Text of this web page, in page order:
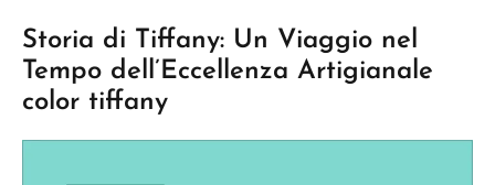
Storia di Tiffany: Un Viaggio nel
Tempo dell’Eccellenza Artigianale
color tiffany